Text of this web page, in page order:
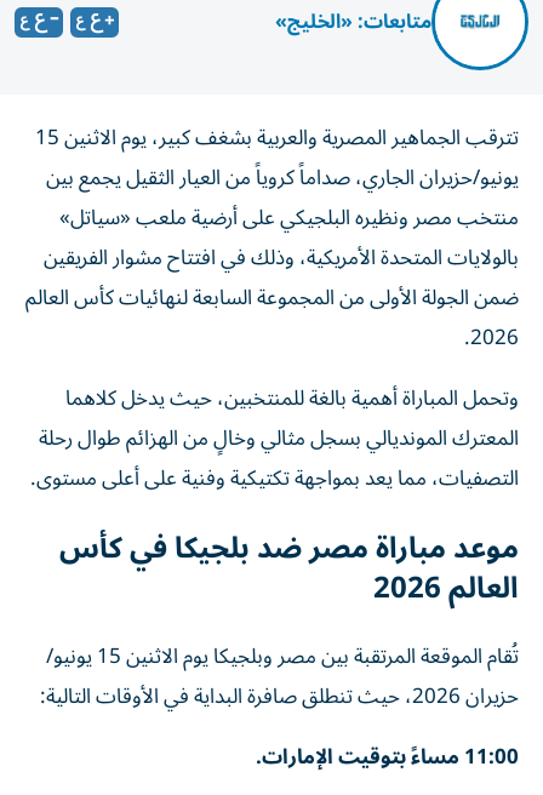
متابعات: «الخليج»
تترقب الجماهير المصرية والعربية بشغف كبير، يوم الاثنين 15
يونيو/حزيران الجاري، صداماً كروياً من العيار الثقيل يجمع بين
منتخب مصر ونظيره البلجيكي على أرضية ملعب «سياتل»
بالولايات المتحدة الأمريكية، وذلك في افتتاح مشوار الفريقين
ضمن الجولة الأولى من المجموعة السابعة لنهائيات كأس العالم
2026.
وتحمل المباراة أهمية بالغة للمنتخبين، حيث يدخل كلاهما
المعترك المونديالي بسجل مثالي وخالٍ من الهزائم طوال رحلة
التصفيات، مما يعد بمواجهة تكتيكية وفنية على أعلى مستوى.
موعد مباراة مصر ضد بلجيكا في كأس
العالم 2026
تُقام الموقعة المرتقبة بين مصر وبلجيكا يوم الاثنين 15 يونيو/
حزيران 2026، حيث تنطلق صافرة البداية في الأوقات التالية:
11:00 مساءً بتوقيت الإمارات.